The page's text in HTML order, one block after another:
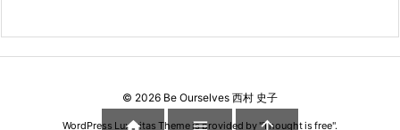
© 2026 Be Ourselves 西村 史子
WordPress Luxeritas Theme is provided by "Thought is free".
 